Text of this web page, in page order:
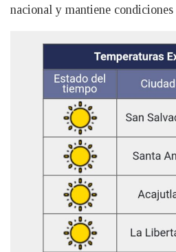
nacional y mantiene condiciones